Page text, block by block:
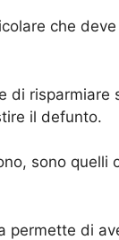
che deve
di risparmiare
il defunto.
sono quelli
permette di